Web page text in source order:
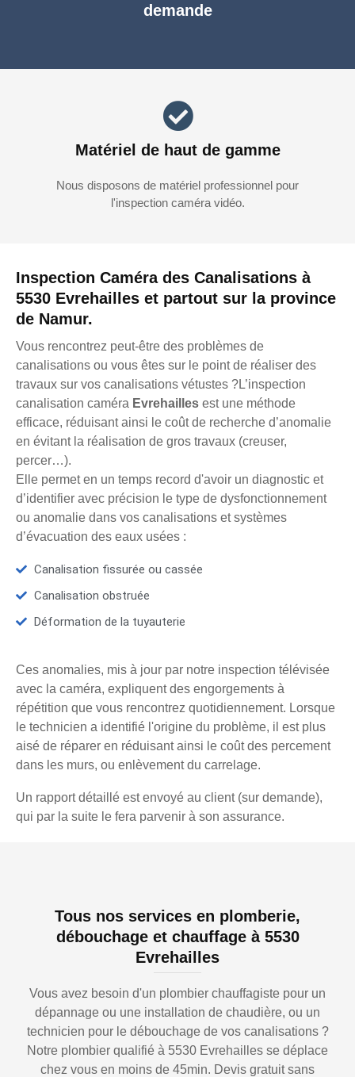
Inspection Caméra des Canalisations à
5530 Evrehailles et partout sur la province
de Namur.
Vous rencontrez peut-être des problèmes de
canalisations ou vous êtes sur le point de réaliser des
travaux sur vos canalisations vétustes ?L’inspection
canalisation caméra Evrehailles est une méthode
efficace, réduisant ainsi le coût de recherche d’anomalie
en évitant la réalisation de gros travaux (creuser,
percer…).
Elle permet en un temps record d'avoir un diagnostic et
d’identifier avec précision le type de dysfonctionnement
ou anomalie dans vos canalisations et systèmes
d’évacuation des eaux usées :
Canalisation fissurée ou cassée
Canalisation obstruée
Déformation de la tuyauterie
Ces anomalies, mis à jour par notre inspection télévisée
avec la caméra, expliquent des engorgements à
répétition que vous rencontrez quotidiennement. Lorsque
le technicien a identifié l'origine du problème, il est plus
aisé de réparer en réduisant ainsi le coût des percement
dans les murs, ou enlèvement du carrelage.
Un rapport détaillé est envoyé au client (sur demande),
qui par la suite le fera parvenir à son assurance.
demande
Matériel de haut de gamme
Nous disposons de matériel professionnel pour
l'inspection caméra vidéo.
Tous nos services en plomberie,
débouchage et chauffage à 5530
Evrehailles
Vous avez besoin d'un plombier chauffagiste pour un
dépannage ou une installation de chaudière, ou un
technicien pour le débouchage de vos canalisations ?
Notre plombier qualifié à 5530 Evrehailles se déplace
chez vous en moins de 45min. Devis gratuit sans